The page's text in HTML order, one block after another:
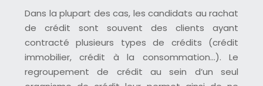
Dans la plupart des cas, les candidats au rachat
de crédit sont souvent des clients ayant
contracté plusieurs types de crédits (crédit
immobilier, crédit à la consommation…). Le
regroupement de crédit au sein d’un seul